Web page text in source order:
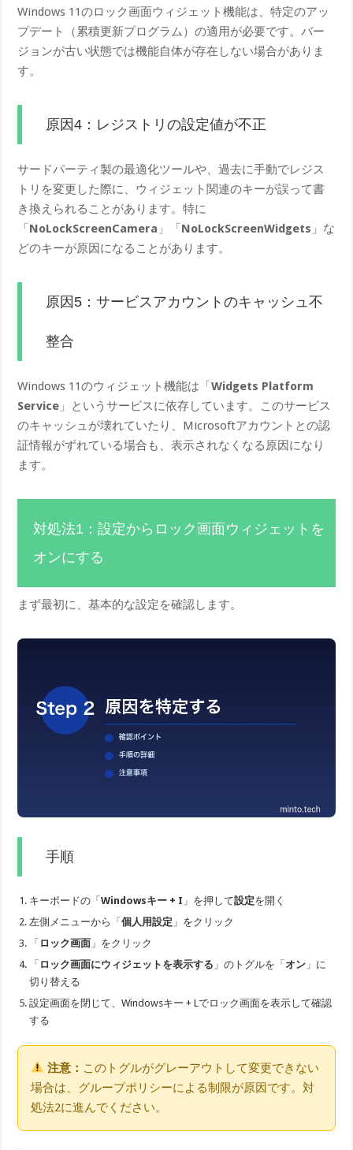
Windows 11のロック画面ウィジェット機能は、特定のアッ
プデート（累積更新プログラム）の適用が必要です。バー
ジョンが古い状態では機能自体が存在しない場合がありま
す。
原因4：レジストリの設定値が不正
サードパーティ製の最適化ツールや、過去に手動でレジス
トリを変更した際に、ウィジェット関連のキーが誤って書
き換えられることがあります。特に
「NoLockScreenCamera 」「NoLockScreenWidgets 」な
どのキーが原因になることがあります。
原因5：サービスアカウントのキャッシュ不
整合
Windows 11のウィジェット機能は「Widgets Platform
Service 」というサービスに依存しています。このサービス
のキャッシュが壊れていたり、Microsoftアカウントとの認
証情報がずれている場合も、表示されなくなる原因になり
ます。
対処法1：設定からロック画面ウィジェットを
オンにする
まず最初に、基本的な設定を確認します。
手順
キーボードの「Windowsキー + I 」を押して設定を開く
左側メニューから「個人用設定 」をクリック
「 ロック画面 」をクリック
「 ロック画面にウィジェットを表示する 」のトグルを「オン 」に
切り替える
設定画面を閉じて、Windowsキー + Lでロック画面を表示して確認
する
注意： このトグルがグレーアウトして変更できない
場合は、グループポリシーによる制限が原因です。対
処法2に進んでください。